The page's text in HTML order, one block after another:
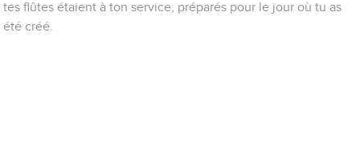
tes flûtes étaient à ton service, préparés pour le jour où tu as
été créé.